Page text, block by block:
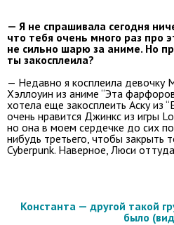
— Я не спрашивала сегодня
что тебя очень много раз про
не сильно шарю за аниме. Но
ты закосплеила?
— Недавно я косплеила девочку
Хэллоуин из аниме “Эта
хотела еще закосплеить Аску из
очень нравится Джинкс из игры
но она в моем сердечке до сих
нибудь третьего, чтобы закрыть
Cyberpunk. Наверное, Люси
Константа — другой такой
было